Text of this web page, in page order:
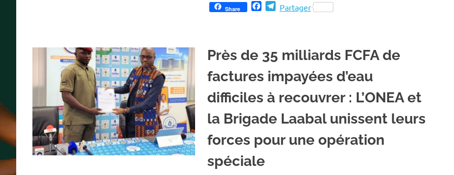
Share FacebookTelegram
Partager
Près de 35 milliards FCFA de
factures impayées d’eau
difficiles à recouvrer : L’ONEA et
la Brigade Laabal unissent leurs
forces pour une opération
spéciale